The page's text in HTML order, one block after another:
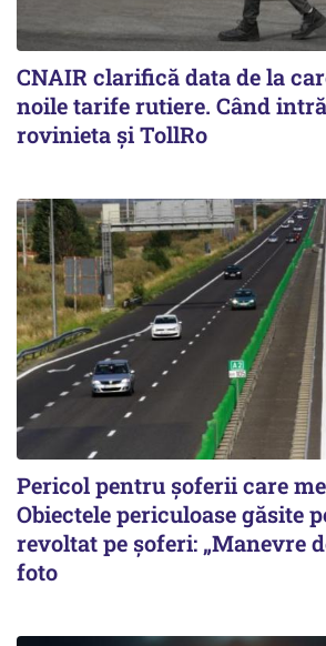
CNAIR clarifică data de la
noile tarife rutiere. Când
rovinieta și TollRo
Pericol pentru șoferii care
Obiectele periculoase găsite
revoltat pe șoferi: „Manevre
foto